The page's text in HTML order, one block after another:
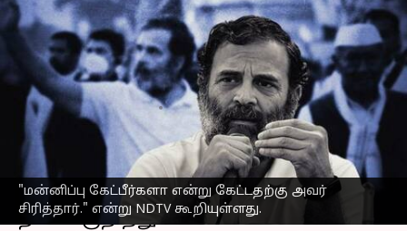
"மன்னிப்பு கேட்பீர்களா என்று கேட்டதற்கு அவர்
சிரித்தார்." என்று NDTV கூறியுள்ளது.
நான் இந்தியாவுக்கு
எதிராக பேசவில்லை:
ராகுல் காந்தி
எழுதியவர் Sindhuja SM Mar 16, 2023 03:30 pm
செய்தி முன்னோட்டம்
லண்டனில்இந்தியஜனநாயகத்தின்
நிலை குறித்து கவலைகளை